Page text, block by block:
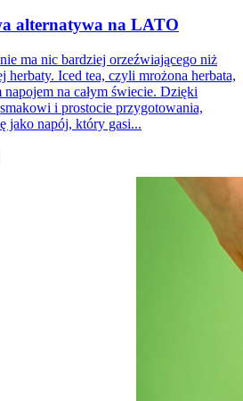
alternatywa na LATO
ma nic bardziej orzeźwiającego niż
herbaty. Iced tea, czyli mrożona herbata,
napojem na całym świecie. Dzięki
i prostocie przygotowania,
jako napój, który gasi...